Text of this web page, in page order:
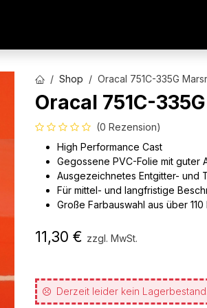
Shop Oracal 751C-335G
Oracal 751C-
(0 Rezension)
High Performance Cast
Gegossene PVC-Folie mit guter
Ausgezeichnetes Entgitter- und
Für mittel- und langfristige
Große Farbauswahl aus über 110
11,30 € zzgl. MwSt.
Derzeit leider kein Lagerbestand.